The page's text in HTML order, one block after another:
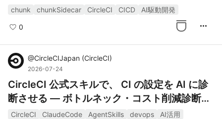
る
chunk chunkSidecar CircleCI CICD AI駆動開発
0 more_horiz
@CircleCIJapan (CircleCI)
2026-07-24
CircleCI 公式スキルで、 CI の設定を AI に診
断させる — ボトルネック・コスト削減診断か
ら修正 PR まで
CircleCI ClaudeCode AgentSkills devops AI活用